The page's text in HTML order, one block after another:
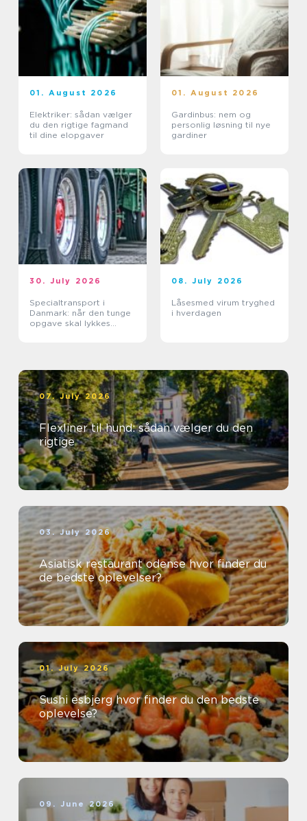
01. August 2026
Elektriker: sådan vælger
du den rigtige fagmand
til dine elopgaver
01. August 2026
Gardinbus: nem og
personlig løsning til nye
gardiner
30. July 2026
Specialtransport i
Danmark: når den tunge
opgave skal lykkes
08. July 2026
Låsesmed virum tryghed
i hverdagen
07. July 2026
Flexliner til hund: sådan vælger du den
rigtige
03. July 2026
Asiatisk restaurant odense hvor finder du
de bedste oplevelser?
01. July 2026
Sushi esbjerg hvor finder du den bedste
oplevelse?
09. June 2026